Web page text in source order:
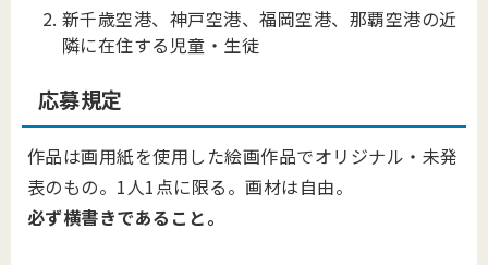
新千歳空港、神戸空港、福岡空港、那覇空港の近
隣に在住する児童・生徒
応募規定
作品は画用紙を使用した絵画作品でオリジナル・未発
表のもの。1人1点に限る。画材は自由。
必ず横書きであること。